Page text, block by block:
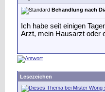
Behandlung nach
Ich habe seit einigen
Arzt, mein Hausarzt oder
Lesezeichen